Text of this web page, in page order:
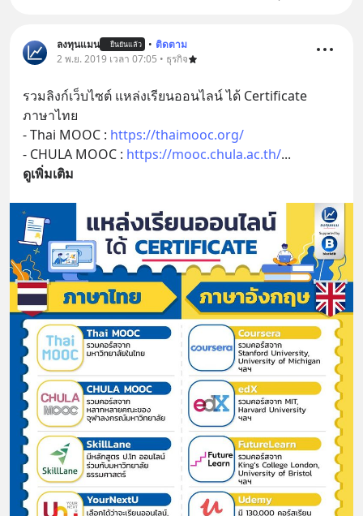
ลงทุนแมน ยืนยันแล้ว • ติดตาม
2 พ.ย. 2019 เวลา 07:05 • ธุรกิจ
รวมลิงก์เว็บไซต์ แหล่งเรียนออนไลน์ ได้ Certificate
ภาษาไทย
- Thai MOOC : https://thaimooc.org/
- CHULA MOOC : https://mooc.chula.ac.th/...
ดูเพิ่มเติม